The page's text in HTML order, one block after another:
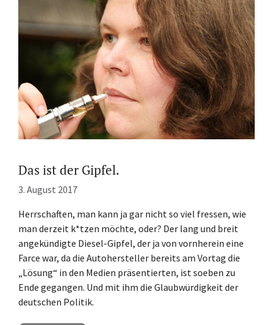
Das ist der Gipfel.
3. August 2017
Herrschaften, man kann ja gar nicht so viel fressen, wie
man derzeit k*tzen möchte, oder? Der lang und breit
angekündigte Diesel-Gipfel, der ja von vornherein eine
Farce war, da die Autohersteller bereits am Vortag die
„Lösung“ in den Medien präsentierten, ist soeben zu
Ende gegangen. Und mit ihm die Glaubwürdigkeit der
deutschen Politik.